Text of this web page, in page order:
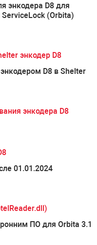
энкодера D8 для
(Orbita)
энкодер D8
D8 в Shelter
энкодера D8
01.01.2024
ПО для Orbita 3.1